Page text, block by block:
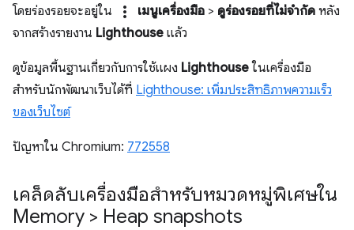
โดยร่องรอยจะอยู่ใน more_vert เมนูเครื่องมือ > ดูร่องรอยที่ไม่จำกัด หลัง
จากสร้างรายงาน Lighthouse แล้ว
ดูข้อมูลพื้นฐานเกี่ยวกับการใช้แผง Lighthouse ในเครื่องมือ
สำหรับนักพัฒนาเว็บได้ที่ Lighthouse: เพิ่มประสิทธิภาพความเร็ว
ของเว็บไซต์
ปัญหาใน Chromium: 772558
เคล็ดลับเครื่องมือสำหรับหมวดหมู่พิเศษใน
Memory > Heap snapshots